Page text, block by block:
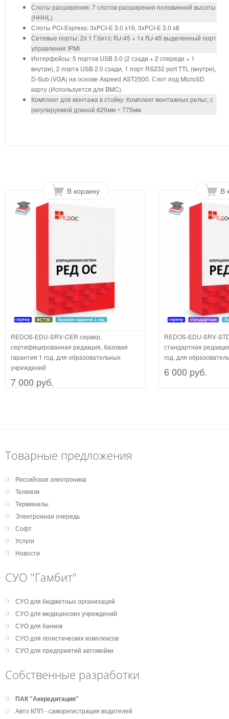
Слоты расширения: 7 слотов расширения половинной высоты
(HHHL)
Слоты PCI-Express: 3xPCI-E 3.0 x16, 3xPCI-E 3.0 x8
Сетевые порты: 2x 1 Гбит/с RJ-45 + 1x RJ-45 выделенный порт
управления IPMI
Интерфейсы: 5 портов USB 3.0 (2 сзади + 2 спереди + 1
внутри), 2 порта USB 2.0 сзади, 1 порт RS232 port TTL (внутри),
D-Sub (VGA) на основе Aspeed AST2500. Слот под MicroSD
карту (Используется для BMC).
Комплект для монтажа в стойку: Комплект монтажных рельс, с
регулируемой длиной 620мм ~ 775мм
В корзину
REDOS-EDU-SRV-CER сервер,
сертифицированная редакция, базовая
гарантия 1 год, для образовательных
учреждений
7 000 руб.
В
REDOS-EDU-SRV-
стандартная
год, для
6 000 руб.
Товарные предложения
Российская электроника
Телеком
Терминалы
Электронная очередь
Софт
Услуги
Новости
СУО "Гамбит"
СУО для бюджетных организаций
СУО для медицинских учреждений
СУО для банков
СУО для логистических комплексов
СУО для предприятий автомойки
Собственные разработки
ПАК "Аккредитация"
Авто КПП - саморегистрация водителей